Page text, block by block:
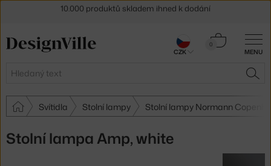
MENU
Hledat
0
Košík
Svítidla Stolní lampy Stolní lampy Normann
Stolní lampa Amp, white
30 dní na vrácení zboží
CZK